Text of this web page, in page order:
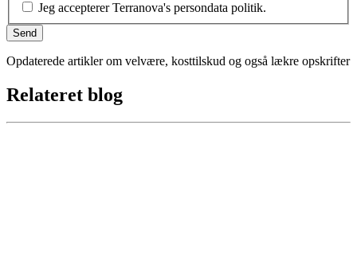
Jeg accepterer Terranova's persondata politik.
Opdaterede artikler om velvære, kosttilskud og også lækre opskrifter
Relateret blog